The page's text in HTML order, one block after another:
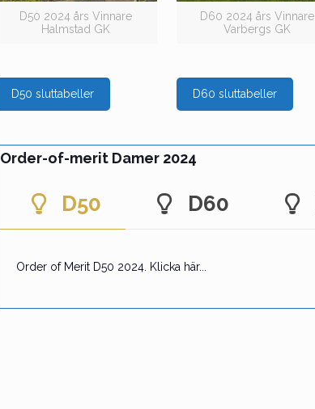
D50 2024 års Vinnare
Halmstad GK
D60 2024 års Vinnare
Varbergs GK
D50 sluttabeller D60 sluttabeller
Order-of-merit Damer 2024
D50 D60
Order of Merit D50 2024. Klicka här...